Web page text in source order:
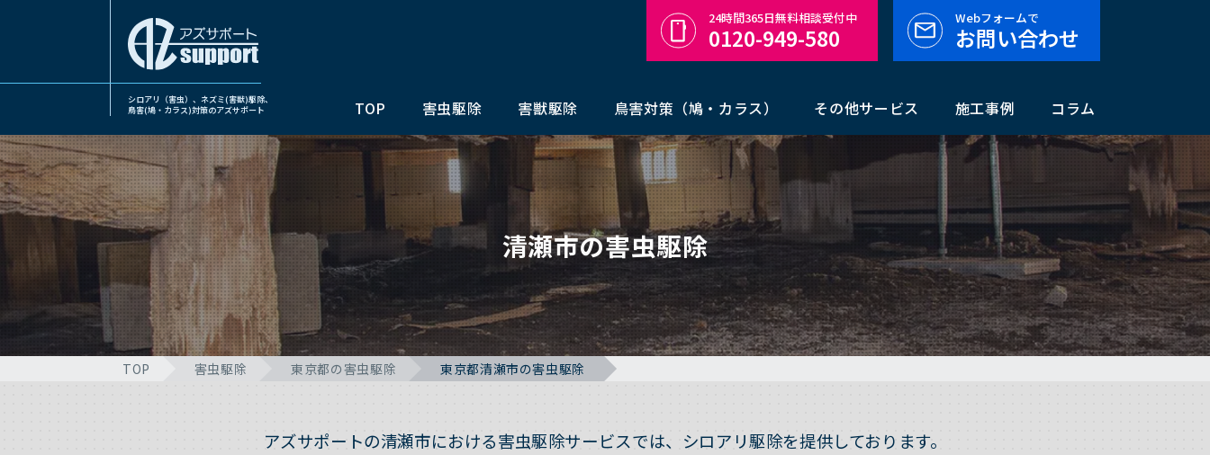
シロアリ（害虫）、ネズミ(害獣)駆除、
鳥害(鳩・カラス)対策のアズサポート
TOP 害虫駆除 害獣駆除 鳥害対策（鳩・カラス） その他サービス 施工事例 コラム
24時間365日無料相談受付中
0120-949-580
Webフォームで
お問い合わせ
清瀬市の害虫駆除
TOP 害虫駆除 東京都の害虫駆除 東京都清瀬市の害虫駆除
アズサポートの清瀬市における害虫駆除サービスでは、シロアリ駆除を提供しております。